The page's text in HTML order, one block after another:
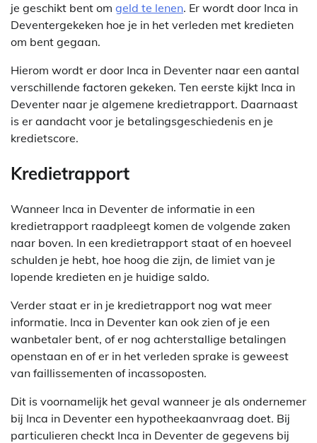
je geschikt bent om geld te lenen. Er wordt door Inca in
Deventergekeken hoe je in het verleden met kredieten
om bent gegaan.
Hierom wordt er door Inca in Deventer naar een aantal
verschillende factoren gekeken. Ten eerste kijkt Inca in
Deventer naar je algemene kredietrapport. Daarnaast
is er aandacht voor je betalingsgeschiedenis en je
kredietscore.
Kredietrapport
Wanneer Inca in Deventer de informatie in een
kredietrapport raadpleegt komen de volgende zaken
naar boven. In een kredietrapport staat of en hoeveel
schulden je hebt, hoe hoog die zijn, de limiet van je
lopende kredieten en je huidige saldo.
Verder staat er in je kredietrapport nog wat meer
informatie. Inca in Deventer kan ook zien of je een
wanbetaler bent, of er nog achterstallige betalingen
openstaan en of er in het verleden sprake is geweest
van faillissementen of incassoposten.
Dit is voornamelijk het geval wanneer je als ondernemer
bij Inca in Deventer een hypotheekaanvraag doet. Bij
particulieren checkt Inca in Deventer de gegevens bij